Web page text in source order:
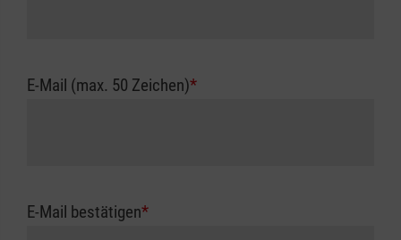
E-Mail (max. 50 Zeichen)*
E-Mail bestätigen*